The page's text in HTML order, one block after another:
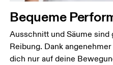
Bequeme
Ausschnitt und Säume sind
Reibung. Dank
dich nur auf deine